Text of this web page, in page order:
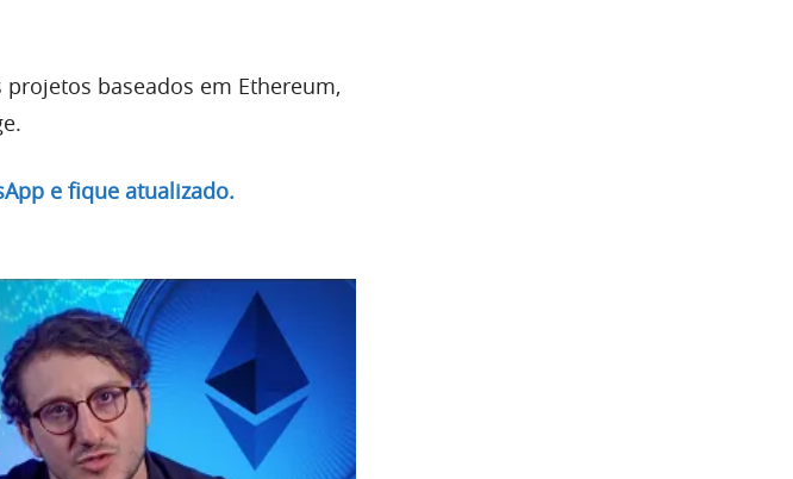
baseados em Ethereum,
e fique atualizado.